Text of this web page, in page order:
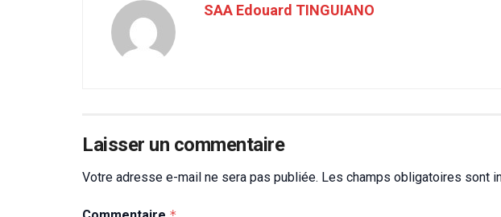
SAA Edouard TINGUIANO
Laisser un commentaire
Votre adresse e-mail ne sera pas publiée. Les champs obligatoires sont